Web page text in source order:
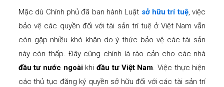
Mặc dù Chính phủ đã ban hành Luật sở hữu trí tuệ, việc
bảo vệ các quyền đối với tài sản trí tuệ ở Việt Nam vẫn
còn gặp nhiều khó khăn do ý thức bảo vệ các tài sản
này còn thấp. Đây cũng chính là rào cản cho các nhà
đầu tư nước ngoàikhiđầu tư Việt Nam. Việc thực hiện
các thủ tục đăng ký quyền sở hữu đối với các tài sản trí